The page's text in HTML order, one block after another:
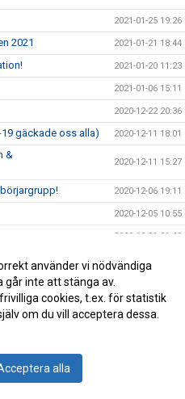
2021-01-25 19:26
2021 2021-01-21 18:44
2021-01-20 11:23
2021-01-06 15:11
2020-12-22 20:36
gäckade oss alla) 2020-12-11 18:01
&
2020-12-11 15:27
2020-12-06 19:11
2020-12-05 10:55
2020-12-01 21:48
vår träning HT-20! 2020-11-24 21:02
2020-10-31 12:32
använder vi nödvändiga
går inte att stänga av.
cookies, t.ex. för statistik
om du vill acceptera dessa.
alla